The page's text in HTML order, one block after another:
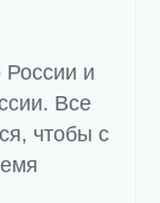
и
Все
чтобы с